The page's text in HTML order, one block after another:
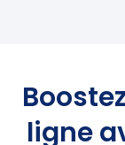
ligne